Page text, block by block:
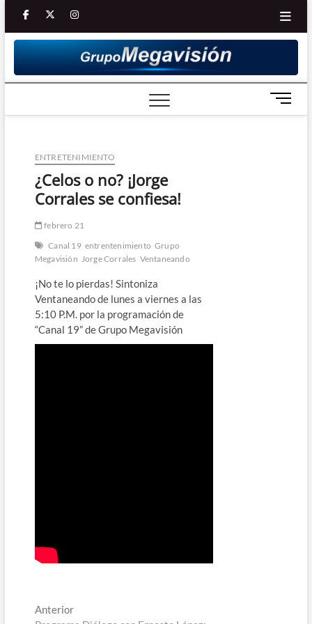
Saltar
contenido
facebooktwitter
Youtube
instagram
B
o
ENTRETENIMIENTO
¿Celos o no? ¡Jorge
Corrales se confiesa!
febrero 21
Canal 19 entrentenimiento Grupo
Megavisión Jorge Corrales Ventaneando
¡No te lo pierdas! Sintoniza
Ventaneando de lunes a viernes a las
5:10 P.M. por la programación de
“Canal 19” de Grupo Megavisión
Navegación
AnteriorEntrada